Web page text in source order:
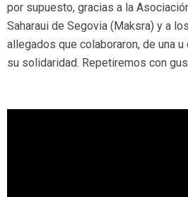
por supuesto, gracias a la
Saharaui de Segovia (Maksra) y a
allegados que colaboraron, de una
su solidaridad. Repetiremos con